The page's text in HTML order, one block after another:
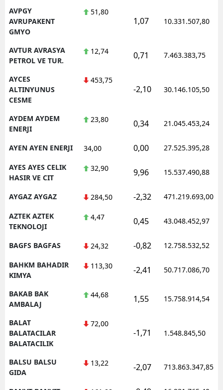
AVPGY
AVRUPAKENT
GMYO
51,80
1,07 10.331.507,80
AVTUR AVRASYA
PETROL VE TUR.
12,74 0,71 7.463.383,75
AYCES
ALTINYUNUS
CESME
453,75
-2,10 30.146.105,50
AYDEM AYDEM
ENERJI
23,80 0,34 21.045.453,24
AYEN AYEN ENERJI 34,00 0,00 27.525.395,28
AYES AYES CELIK
HASIR VE CIT
32,90 9,96 15.537.490,88
AYGAZ AYGAZ 284,50 -2,32 471.219.693,00
AZTEK AZTEK
TEKNOLOJI
4,47 0,45 43.048.452,97
BAGFS BAGFAS 24,32 -0,82 12.758.532,52
BAHKM BAHADIR
KIMYA
113,30 -2,41 50.717.086,70
BAKAB BAK
AMBALAJ
44,68 1,55 15.758.914,54
BALAT
BALATACILAR
BALATACILIK
72,00
-1,71 1.548.845,50
BALSU BALSU
GIDA
13,22 -2,07 713.863.347,85